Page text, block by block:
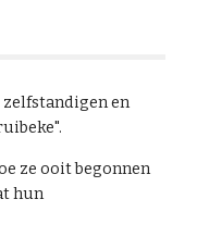
en
ze ooit begonnen
hun